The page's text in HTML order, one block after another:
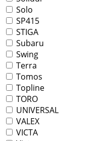
Solo
SP415
STIGA
Subaru
Swing
Terra
Tomos
Topline
TORO
UNIVERSAL
VALEX
VICTA